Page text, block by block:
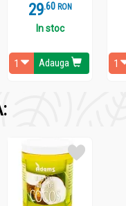
circulația
și
Beneficiile
periferică și
celulele împotriva
contribuind la
sănătatea vaselor de
mentală și circulatorie
29.6 RON
In stoc
Adauga